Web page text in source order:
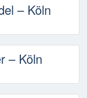
– Köln
– Köln